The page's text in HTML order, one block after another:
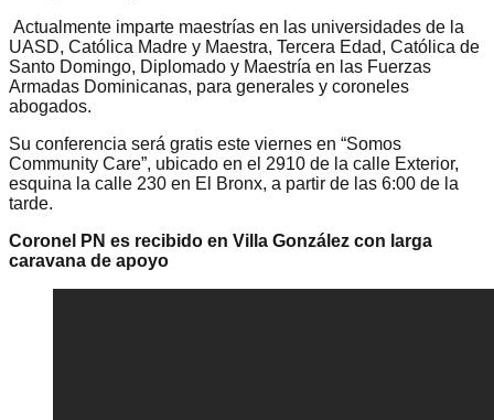
Actualmente imparte maestrías en las universidades de la
UASD, Católica Madre y Maestra, Tercera Edad, Católica de
Santo Domingo, Diplomado y Maestría en las Fuerzas
Armadas Dominicanas, para generales y coroneles
abogados.
Su conferencia será gratis este viernes en “Somos
Community Care”, ubicado en el 2910 de la calle Exterior,
esquina la calle 230 en El Bronx, a partir de las 6:00 de la
tarde.
Coronel PN es recibido en Villa González con larga
caravana de apoyo